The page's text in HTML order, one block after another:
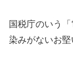
国税庁のいう
染みがないお堅